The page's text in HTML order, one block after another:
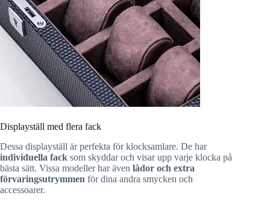
Displayställ med flera fack
Dessa displayställ är perfekta för klocksamlare. De har
individuella fack som skyddar och visar upp varje klocka på
bästa sätt. Vissa modeller har även lådor och extra
förvaringsutrymmen för dina andra smycken och
accessoarer.